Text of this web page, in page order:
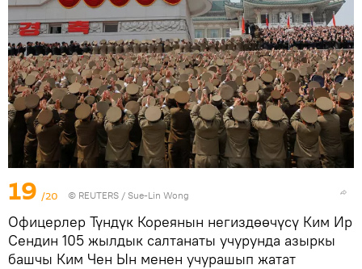
19 /20 © REUTERS / Sue-Lin Wong
Офицерлер Түндүк Кореянын негиздөөчүсү Ким Ир
Сендин 105 жылдык салтанаты учурунда азыркы
башчы Ким Чен Ын менен учурашып жатат